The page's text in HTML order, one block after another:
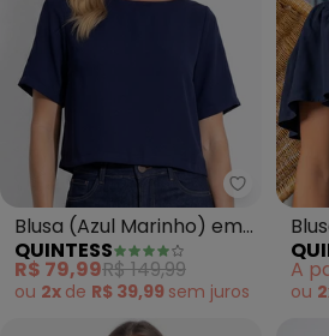
Quintess
Blusa (Azul Marinho) em
Crepe Plano Acetinado
QUINTESS
R$ 79,99R$ 149,99
ou 2x de R$ 39,99 sem juros
A
ou